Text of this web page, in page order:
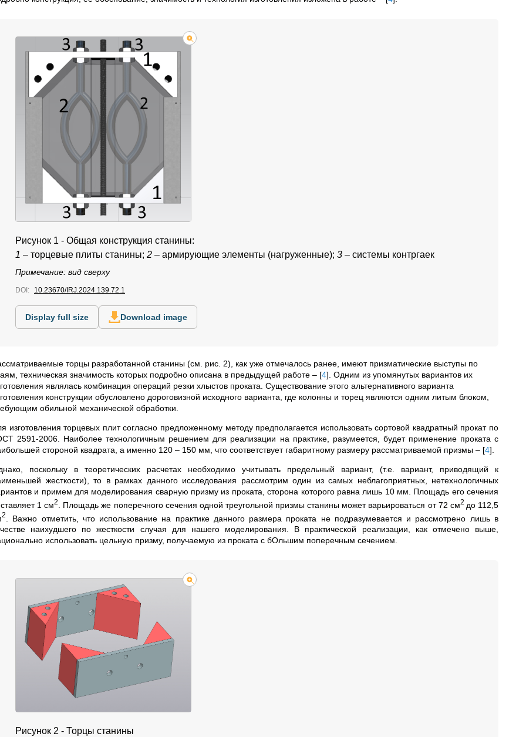
Рисунок 1 - Общая конструкция станины:
1 – торцевые плиты станины; 2 – армирующие элементы (нагруженные); 3 – системы контргаек
Примечание: вид сверху
DOI: 10.23670/IRJ.2024.139.72.1
Display full size Download image
торцы разработанной станины (см. рис. 2), как уже отмечалось ранее, имеют призматические выступы по
техническая значимость которых подробно описана в предыдущей работе – [4] . Одним из упомянутых вариантов их
являлась комбинация операций резки хлыстов проката. Существование этого альтернативного варианта
конструкции обусловлено дороговизной исходного варианта, где колонны и торец являются одним литым блоком,
обильной механической обработки.
изготовления торцевых плит согласно предложенному методу предполагается использовать сортовой квадратный прокат по
2591-2006. Наиболее технологичным решением для реализации на практике, разумеется, будет применение проката с
стороной квадрата, а именно 120 – 150 мм, что соответствует габаритному размеру рассматриваемой призмы – [4]
поскольку в теоретических расчетах необходимо учитывать предельный вариант, (т.е. вариант, приводящий к
жесткости), то в рамках данного исследования рассмотрим один из самых неблагоприятных, нетехнологичных
и примем для моделирования сварную призму из проката, сторона которого равна лишь 10 мм. Площадь его сечения
1 см2 . Площадь же поперечного сечения одной треугольной призмы станины может варьироваться от 72 см2 до 112,5
2
. Важно отметить, что использование на практике данного размера проката не подразумевается и рассмотрено лишь в
наихудшего по жесткости случая для нашего моделирования. В практической реализации, как отмечено выше,
использовать цельную призму, получаемую из проката с бОльшим поперечным сечением.
Рисунок 2 - Торцы станины